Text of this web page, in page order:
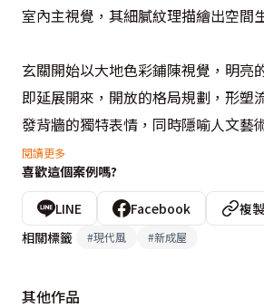
室內主視覺，其細膩紋理描繪出空間
玄關開始以大地色彩鋪陳視覺，明亮
即延展開來，開放的格局規劃，形塑
發背牆的獨特表情，同時隱喻人文藝
宅居。
閱讀更多
喜歡這個案例嗎?
LINE Facebook 複
相關標籤
#現代風 #新成屋
其他作品